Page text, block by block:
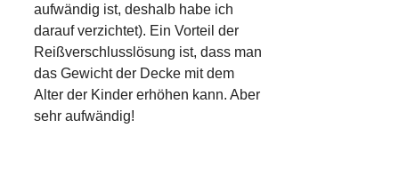
aufwändig ist, deshalb habe ich
darauf verzichtet). Ein Vorteil der
Reißverschlusslösung ist, dass man
das Gewicht der Decke mit dem
Alter der Kinder erhöhen kann. Aber
sehr aufwändig!